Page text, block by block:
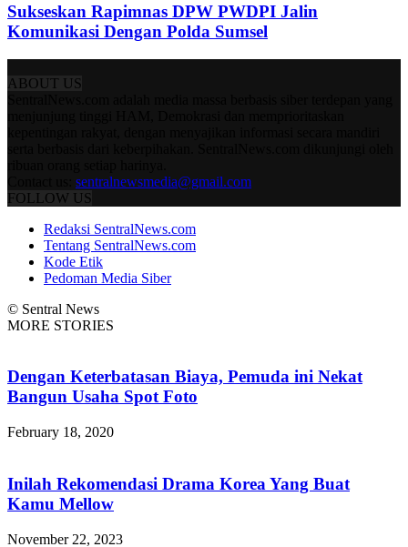
Sukseskan Rapimnas DPW PWDPI Jalin
Komunikasi Dengan Polda Sumsel
ABOUT US
sentralnewsmedia@gmail.com
FOLLOW US
Redaksi SentralNews.com
Tentang SentralNews.com
Kode Etik
Pedoman Media Siber
© Sentral News
MORE STORIES
Dengan Keterbatasan Biaya, Pemuda ini Nekat
Bangun Usaha Spot Foto
February 18, 2020
Inilah Rekomendasi Drama Korea Yang Buat
Kamu Mellow
November 22, 2023